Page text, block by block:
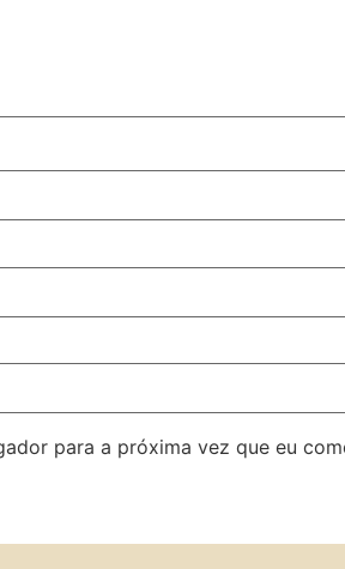
para a próxima vez que eu